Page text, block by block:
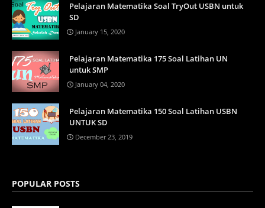
Pelajaran Matematika Soal TryOut USBN untuk
SD
January 15, 2020
Pelajaran Matematika 175 Soal Latihan UN
untuk SMP
January 04, 2020
Pelajaran Matematika 150 Soal Latihan USBN
UNTUK SD
December 23, 2019
POPULAR POSTS